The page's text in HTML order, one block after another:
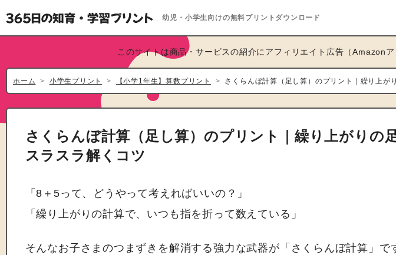
幼児・小学生向けの無料プリントダウンロード
このサイトは商品・サービスの紹介にアフィリエイト広告（Amazon
ホーム 小学生プリント 【小学1年生】算数プリント さくらんぼ計算（足し算）のプリント｜繰り上が
さくらんぼ計算（足し算）のプリント｜繰り上がりの
スラスラ解くコツ
「8＋5って、どうやって考えればいいの？」
「繰り上がりの計算で、いつも指を折って数えている」
そんなお子さまのつまずきを解消する強力な武器が「さくらんぼ計算」で